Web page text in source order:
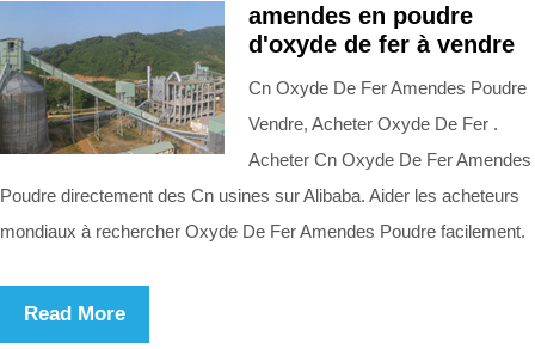
amendes en poudre
d'oxyde de fer à vendre
Cn Oxyde De Fer Amendes Poudre
Vendre, Acheter Oxyde De Fer .
Acheter Cn Oxyde De Fer Amendes
Poudre directement des Cn usines sur Alibaba. Aider les acheteurs
mondiaux à rechercher Oxyde De Fer Amendes Poudre facilement.
Read More